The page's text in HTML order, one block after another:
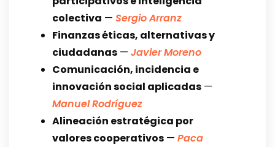
colectiva — Sergio Arranz
Finanzas éticas, alternativas y
ciudadanas — Javier Moreno
Comunicación, incidencia e
innovación social aplicadas —
Manuel Rodríguez
Alineación estratégica por
valores cooperativos — Paca